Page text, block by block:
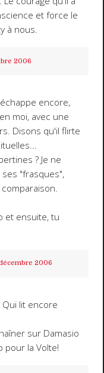
et force le
à nous.
2006
encore,
moi, avec une
Disons qu'il flirte
? Je ne
"frasques",
et ensuite, tu
2006
Qui lit encore
sur Damasio
pour la Volte!